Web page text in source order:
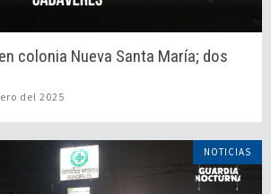
colonia Nueva Santa María; dos
del 2025
NOTICIAS